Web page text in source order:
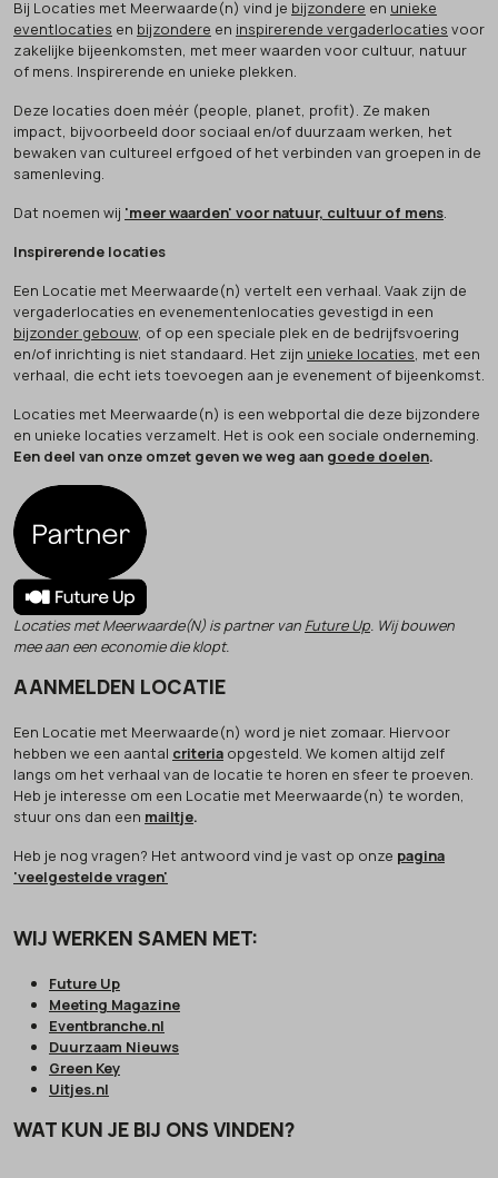
Bij Locaties met Meerwaarde(n) vind je bijzondere en unieke
eventlocaties en bijzondere en inspirerende vergaderlocaties voor
zakelijke bijeenkomsten, met meer waarden voor cultuur, natuur
of mens. Inspirerende en unieke plekken.
Deze locaties doen méér (people, planet, profit). Ze maken
impact, bijvoorbeeld door sociaal en/of duurzaam werken, het
bewaken van cultureel erfgoed of het verbinden van groepen in de
samenleving.
Dat noemen wij 'meer waarden' voor natuur, cultuur of mens
Inspirerende locaties
Een Locatie met Meerwaarde(n) vertelt een verhaal. Vaak zijn de
vergaderlocaties en evenementenlocaties gevestigd in een
bijzonder gebouw, of op een speciale plek en de bedrijfsvoering
en/of inrichting is niet standaard. Het zijn unieke locaties , met een
verhaal, die echt iets toevoegen aan je evenement of bijeenkomst.
Locaties met Meerwaarde(n) is een webportal die deze bijzondere
en unieke locaties verzamelt. Het is ook een sociale onderneming.
Een deel van onze omzet geven we weg aan goede doelen.
Locaties met Meerwaarde(N) is partner van Future Up . Wij bouwen
mee aan een economie die klopt.
AANMELDEN LOCATIE
Een Locatie met Meerwaarde(n) word je niet zomaar. Hiervoor
hebben we een aantal criteria opgesteld. We komen altijd zelf
langs om het verhaal van de locatie te horen en sfeer te proeven.
Heb je interesse om een Locatie met Meerwaarde(n) te worden,
stuur ons dan een mailtje.
Heb je nog vragen? Het antwoord vind je vast op onze pagina
'veelgestelde vragen'
WIJ WERKEN SAMEN MET:
Future Up
Meeting Magazine
Eventbranche.nl
Duurzaam Nieuws
Green Key
Uitjes.nl
WAT KUN JE BIJ ONS VINDEN?